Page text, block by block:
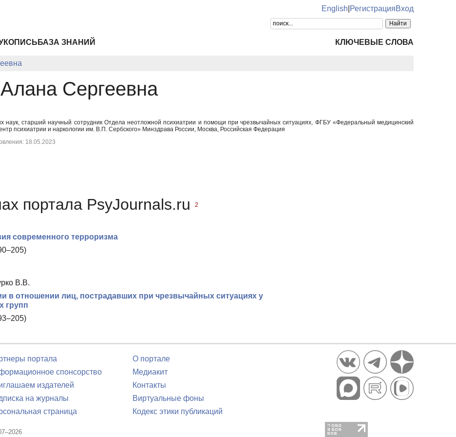
English РегистрацияВход
БАЗА ЗНАНИЙ КЛЮЧЕВЫЕ СЛОВА
Сергеевна
наук, старший научный сотрудник Отдела неотложной психиатрии и помощи при чрезвычайных ситуациях, ФГБУ «Федеральный медицинский
психиатрии и наркологии им. В.П. Сербского» Минздрава России, Москва, Российская Федерация
18.05.2023
портала PsyJournals.ru 2
современного терроризма
В.В.
в отношении лиц, пострадавших при чрезвычайных ситуациях у
групп
портала
спонсорство
издателей
на журналы
страница
О портале
Медиакит
Контакты
Виртуальные фоны
Кодекс этики публикаций